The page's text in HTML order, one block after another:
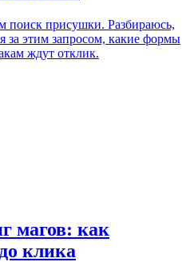
поиск присушки. Разбираюсь,
за этим запросом, какие формы
ждут отклик.
магов: как
клика